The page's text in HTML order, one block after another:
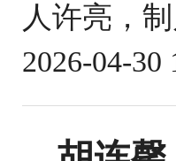
人许亮，
2026-04-30